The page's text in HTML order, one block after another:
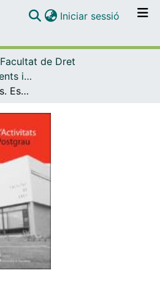
Navega per tot el DD
Com publicar
Contacte
Iniciar sessió (current)
Facultat de Dret
Memòries / Documents i informes (Facultat de Dret)
Memòria d’activitats. Escola de Postgrau. 2009-2011